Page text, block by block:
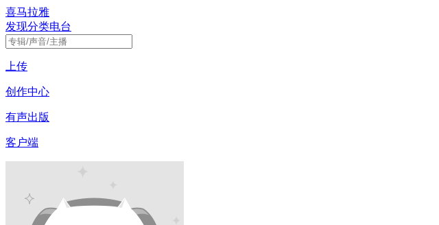
喜马拉雅
发现分类电台
上传
创作中心
有声出版
客户端